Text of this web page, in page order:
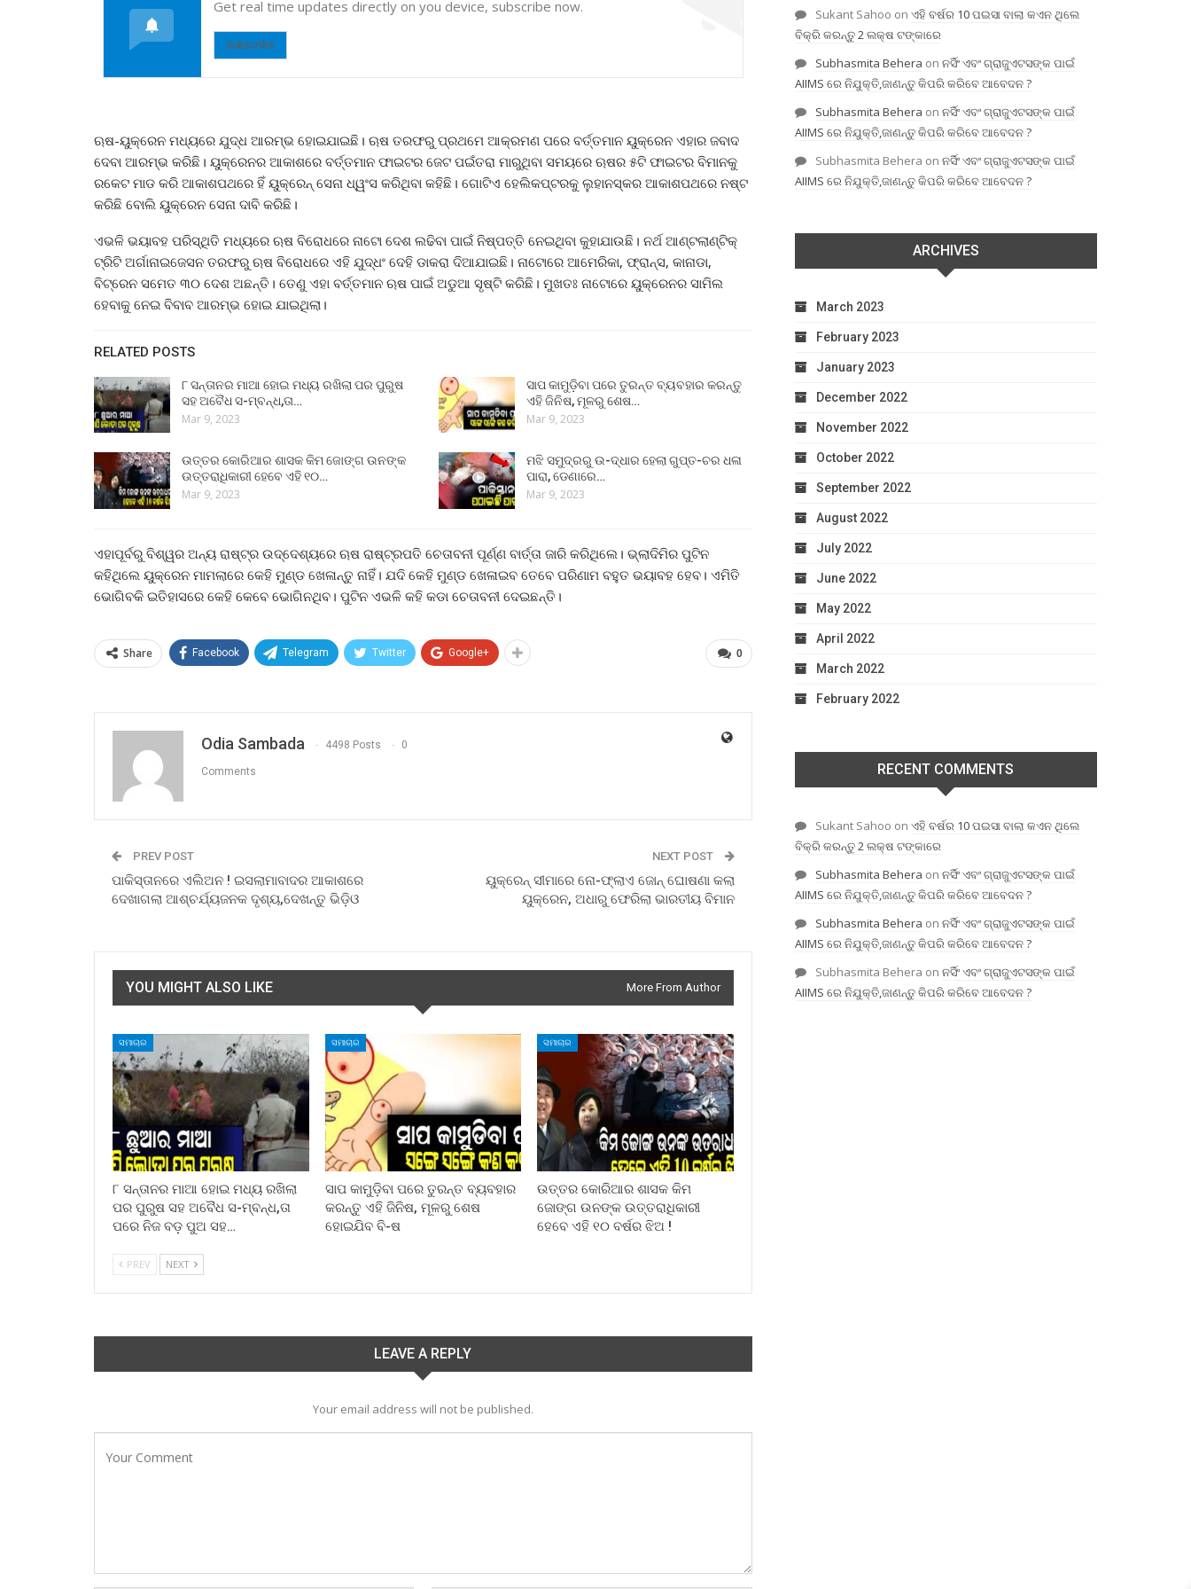
Get real time updates directly on you device, subscribe now.
Subscribe
ଋଷ-ୟୁକ୍ରେନ ମଧ୍ୟରେ ଯୁଦ୍ଧ ଆରମ୍ଭ ହୋଇଯାଇଛି। ଋଷ ତରଫରୁ ପ୍ରଥମେ ଆକ୍ରମଣ ପରେ ବର୍ତ୍ତମାନ ୟୁକ୍ରେନ ଏହାର ଜବାଦ
ଦେବା ଆରମ୍ଭ କରିଛି। ୟୁକ୍ରେନର ଆକାଶରେ ବର୍ତ୍ତମାନ ଫାଇଟର ଜେଟ ପଇଁତରା ମାରୁଥିବା ସମୟରେ ଋଷର ୫ଟି ଫାଇଟର ବିମାନକୁ
ରକେଟ ମାଡ କରି ଆକାଶପଥରେ ହିଁ ୟୁକ୍ରେନ୍ ସେନା ଧ୍ୱଂସ କରିଥିବା କହିଛି। ଗୋଟିଏ ହେଲିକପ୍ଟରକୁ ଲୁହାନସ୍କର ଆକାଶପଥରେ ନଷ୍ଟ
କରିଛି ବୋଲି ୟୁକ୍ରେନ ସେନା ଦାବି କରିଛି।
ଏଭଳି ଭୟାବହ ପରିସ୍ଥିତି ମଧ୍ୟରେ ଋଷ ବିରୋଧରେ ନାଟୋ ଦେଶ ଲଢିବା ପାଇଁ ନିଷ୍ପତ୍ତି ନେଇଥିବା କୁହାଯାଉଛି। ନର୍ଥ ଆଣ୍ଟଲାଣ୍ଟିକ୍
ଟ୍ରିଟି ଅର୍ଗାନାଇଜେସନ ତରଫରୁ ଋଷ ବିରୋଧରେ ଏହି ଯୁଦ୍ଧଂ ଦେହି ଡାକରା ଦିଆଯାଇଛି। ନାଟୋରେ ଆମେରିକା, ଫ୍ରାନ୍ସ, କାନାଡା,
ବିଟ୍ରେନ ସମେତ ୩୦ ଦେଶ ଅଛନ୍ତି। ତେଣୁ ଏହା ବର୍ତ୍ତମାନ ଋଷ ପାଇଁ ଅଡୁଆ ସୃଷ୍ଟି କରିଛି। ମୁଖତଃ ନାଟୋରେ ୟୁକ୍ରେନର ସାମିଲ
ହେବାକୁ ନେଇ ବିବାବ ଆରମ୍ଭ ହୋଇ ଯାଇଥିଲା।
RELATED POSTS
୮ ସନ୍ତାନର ମାଆ ହୋଇ ମଧ୍ୟ ରଖିଲା ପର ପୁରୁଷ
ସହ ଅବୈଧ ସ-ମ୍ବନ୍ଧ,ତା…
Mar 9, 2023
ସାପ କାମୁଡ଼ିବା ପରେ ତୁରନ୍ତ ବ୍ୟବହାର କରନ୍ତୁ
ଏହି ଜିନିଷ, ମୂଳରୁ ଶେଷ…
Mar 9, 2023
ଉତ୍ତର କୋରିଆର ଶାସକ କିମ ଜୋଙ୍ଗ ଉନଙ୍କ
ଉତ୍ତରାଧିକାରୀ ହେବେ ଏହି ୧୦…
Mar 9, 2023
ମଝି ସମୁଦ୍ରରୁ ଉ-ଦ୍ଧାର ହେଲା ଗୁପ୍ତ-ଚର ଧଳା
ପାରା, ଡେଣାରେ…
Mar 9, 2023
ଏହାପୂର୍ବରୁ ବିଶ୍ୱର ଅନ୍ୟ ରାଷ୍ଟ୍ର ଉଦ୍ଦେଶ୍ୟରେ ଋଷ ରାଷ୍ଟ୍ରପତି ଚେତାବନୀ ପୂର୍ଣ୍ଣ ବାର୍ତ୍ତା ଜାରି କରିଥିଲେ। ଭ୍ଲାଦିମିର ପୁଟିନ
କହିଥିଲେ ୟୁକ୍ରେନ ମାମଲାରେ କେହି ମୁଣ୍ଡ ଖେଳାନ୍ତୁ ନାହିଁ। ଯଦି କେହି ମୁଣ୍ଡ ଖେଳାଇବ ତେବେ ପରିଣାମ ବହୁତ ଭୟାବହ ହେବ। ଏମିତି
ଭୋଗିବକି ଇତିହାସରେ କେହି କେବେ ଭୋଗିନଥିବ। ପୁଟିନ ଏଭଳି କହି କଡା ଚେତାବନୀ ଦେଇଛନ୍ତି।
0
Share Facebook Telegram Twitter Google+
Odia Sambada 4498 Posts 0
Comments
PREV POST
ପାକିସ୍ତାନରେ ଏଲିଅନ ! ଇସଲାମାବାଦର ଆକାଶରେ
ଦେଖାଗଲା ଆଶ୍ଚର୍ଯ୍ୟଜନକ ଦୃଶ୍ୟ,ଦେଖନ୍ତୁ ଭିଡ଼ିଓ
NEXT POST
ୟୁକ୍ରେନ୍‌ ସୀମାରେ ନୋ-ଫ୍ଲାଏ ଜୋନ୍‌ ଘୋଷଣା କଲା
ୟୁକ୍ରେନ, ଅଧାରୁ ଫେରିଲା ଭାରତୀୟ ବିମାନ
YOU MIGHT ALSO LIKE More From Author
ସମାଚାର
୮ ସନ୍ତାନର ମାଆ ହୋଇ ମଧ୍ୟ ରଖିଲା
ପର ପୁରୁଷ ସହ ଅବୈଧ ସ-ମ୍ବନ୍ଧ,ତା
ପରେ ନିଜ ବଡ଼ ପୁଅ ସହ…
ସମାଚାର
ସାପ କାମୁଡ଼ିବା ପରେ ତୁରନ୍ତ ବ୍ୟବହାର
କରନ୍ତୁ ଏହି ଜିନିଷ, ମୂଳରୁ ଶେଷ
ହୋଇଯିବ ବି-ଷ
ସମାଚାର
ଉତ୍ତର କୋରିଆର ଶାସକ କିମ
ଜୋଙ୍ଗ ଉନଙ୍କ ଉତ୍ତରାଧିକାରୀ
ହେବେ ଏହି ୧୦ ବର୍ଷର ଝିଅ !
PREV NEXT
LEAVE A REPLY
Your email address will not be published.
Sukant Sahoo on ଏହି ବର୍ଷର 10 ପଇସା ବାଲା କଏନ ଥିଲେ
ବିକ୍ରି କରନ୍ତୁ 2 ଲକ୍ଷ ଟଙ୍କାରେ
Subhasmita Behera on ନର୍ସିଂ ଏବଂ ଗ୍ରାଜୁଏଟସଙ୍କ ପାଇଁ
AIIMS ରେ ନିଯୁକ୍ତି,ଜାଣନ୍ତୁ କିପରି କରିବେ ଆବେଦନ ?
Subhasmita Behera on ନର୍ସିଂ ଏବଂ ଗ୍ରାଜୁଏଟସଙ୍କ ପାଇଁ
AIIMS ରେ ନିଯୁକ୍ତି,ଜାଣନ୍ତୁ କିପରି କରିବେ ଆବେଦନ ?
Subhasmita Behera on ନର୍ସିଂ ଏବଂ ଗ୍ରାଜୁଏଟସଙ୍କ ପାଇଁ
AIIMS ରେ ନିଯୁକ୍ତି,ଜାଣନ୍ତୁ କିପରି କରିବେ ଆବେଦନ ?
ARCHIVES
March 2023
February 2023
January 2023
December 2022
November 2022
October 2022
September 2022
August 2022
July 2022
June 2022
May 2022
April 2022
March 2022
February 2022
RECENT COMMENTS
Sukant Sahoo on ଏହି ବର୍ଷର 10 ପଇସା ବାଲା କଏନ ଥିଲେ
ବିକ୍ରି କରନ୍ତୁ 2 ଲକ୍ଷ ଟଙ୍କାରେ
Subhasmita Behera on ନର୍ସିଂ ଏବଂ ଗ୍ରାଜୁଏଟସଙ୍କ ପାଇଁ
AIIMS ରେ ନିଯୁକ୍ତି,ଜାଣନ୍ତୁ କିପରି କରିବେ ଆବେଦନ ?
Subhasmita Behera on ନର୍ସିଂ ଏବଂ ଗ୍ରାଜୁଏଟସଙ୍କ ପାଇଁ
AIIMS ରେ ନିଯୁକ୍ତି,ଜାଣନ୍ତୁ କିପରି କରିବେ ଆବେଦନ ?
Subhasmita Behera on ନର୍ସିଂ ଏବଂ ଗ୍ରାଜୁଏଟସଙ୍କ ପାଇଁ
AIIMS ରେ ନିଯୁକ୍ତି,ଜାଣନ୍ତୁ କିପରି କରିବେ ଆବେଦନ ?